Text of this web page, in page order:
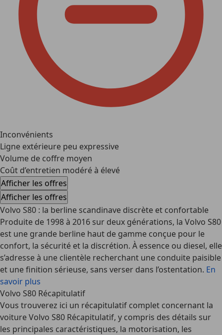
Inconvénients
Ligne extérieure peu expressive
Volume de coffre moyen
Coût d’entretien modéré à élevé
Afficher les offres
Afficher les offres
Volvo S80 : la berline scandinave discrète et confortable
Produite de 1998 à 2016 sur deux générations, la Volvo S80
est une grande berline haut de gamme conçue pour le
confort, la sécurité et la discrétion. À essence ou diesel, elle
s’adresse à une clientèle recherchant une conduite paisible
et une finition sérieuse, sans verser dans l’ostentation. En
savoir plus
Volvo S80 Récapitulatif
Vous trouverez ici un récapitulatif complet concernant la
voiture Volvo S80 Récapitulatif, y compris des détails sur
les principales caractéristiques, la motorisation, les